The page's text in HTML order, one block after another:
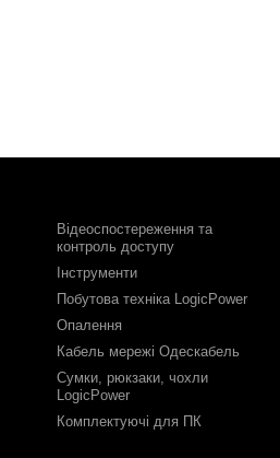
Відеоспостереження та
контроль доступу
Інструменти
Побутова техніка LogicPower
Опалення
Кабель мережі Одескабель
Сумки, рюкзаки, чохли
LogicPower
Комплектуючі для ПК